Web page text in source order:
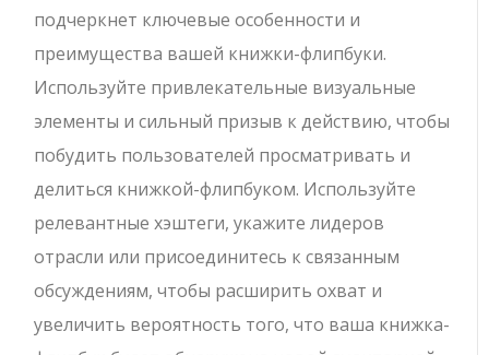
подчеркнет ключевые особенности и
преимущества вашей книжки-флипбуки.
Используйте привлекательные визуальные
элементы и сильный призыв к действию, чтобы
побудить пользователей просматривать и
делиться книжкой-флипбуком. Используйте
релевантные хэштеги, укажите лидеров
отрасли или присоединитесь к связанным
обсуждениям, чтобы расширить охват и
увеличить вероятность того, что ваша книжка-